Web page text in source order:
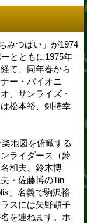
みつぱい」が1974
とともに1975年
て、同年春から
ー・パイオニ
、サンライズ・
松本裕、剣持幸
地図を俯瞰する
ライダース（鈴
和夫、鈴木博
・佐藤博のTin
」名義で駒沢裕
スには矢野顕子
を連ねます。ホ